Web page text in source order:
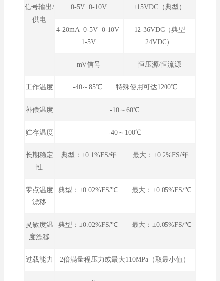
信号输出/
供电
0-5V 0-10V ±15VDC（典型）
4-20mA 0-5V 0-10V
1-5V
12-36VDC（典型
24VDC）
mV信号 恒压源/恒流源
工作温度 -40～85℃ 特殊使用可达1200℃
补偿温度 -10～60℃
贮存温度 -40～100℃
长期稳定
性
典型：±0.1%FS/年 最大：±0.2%FS/年
零点温度
漂移
典型：±0.02%FS/℃ 最大：±0.05%FS/℃
灵敏度温
度漂移
典型：±0.02%FS/℃ 最大：±0.05%FS/℃
过载能力 2倍满量程压力或最大110MPa（取最小值）